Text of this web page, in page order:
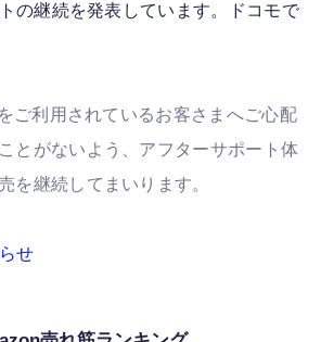
の継続を発表しています。ドコモで
ご利用されているお客さまへご心配
とがないよう、アフターサポート体
を継続してまいります。
せ